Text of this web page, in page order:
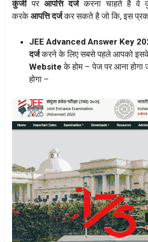
कुंजीपर आपत्ति दर्जकरना चाहते है वे
करके आपत्ति दर्जकर सकते है जो कि, इस
JEE Advanced Answer Key
दर्जकरने के लिए सबसे पहले आपको
Website के होम – पेज पर आना होगा
होगा –